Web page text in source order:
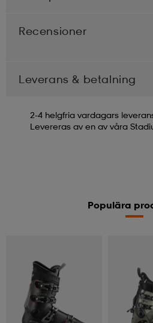
Recensioner
Leverans & betalning
2-4 helgfria vardagars
Levereras av en av våra
Populära